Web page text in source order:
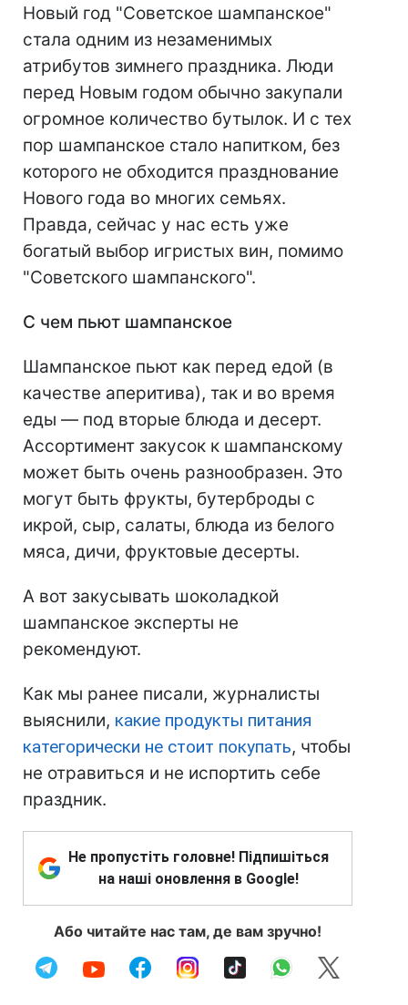
Новый год "Советское шампанское"
стала одним из незаменимых
атрибутов зимнего праздника. Люди
перед Новым годом обычно закупали
огромное количество бутылок. И с тех
пор шампанское стало напитком, без
которого не обходится празднование
Нового года во многих семьях.
Правда, сейчас у нас есть уже
богатый выбор игристых вин, помимо
"Советского шампанского".
С чем пьют шампанское
Шампанское пьют как перед едой (в
качестве аперитива), так и во время
еды — под вторые блюда и десерт.
Ассортимент закусок к шампанскому
может быть очень разнообразен. Это
могут быть фрукты, бутерброды с
икрой, сыр, салаты, блюда из белого
мяса, дичи, фруктовые десерты.
А вот закусывать шоколадкой
шампанское эксперты не
рекомендуют.
Как мы ранее писали, журналисты
выяснили, какие продукты питания
категорически не стоит покупать, чтобы
не отравиться и не испортить себе
праздник.
Не пропустіть головне! Підпишіться
на наші оновлення в Google!
Або читайте нас там, де вам зручно!